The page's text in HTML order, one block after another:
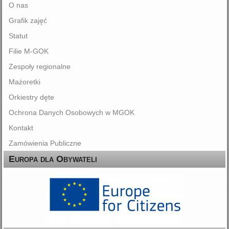
O nas
Grafik zajęć
Statut
Filie M-GOK
Zespoły regionalne
Mażoretki
Orkiestry dęte
Ochrona Danych Osobowych w MGOK
Kontakt
Zamówienia Publiczne
Europa dla Obywateli